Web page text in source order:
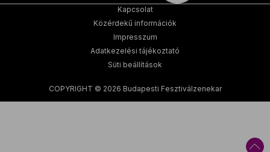
COPYRIGHT © 2026 Budapesti Fesztiválzenekar
Kapcsolat
Közérdekű információk
Impresszum
Adatkezelési tájékoztató
Süti beállítások